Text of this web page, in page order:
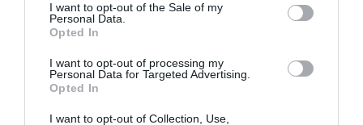
I want to opt-out of the Sale of my
Personal Data.
Opted In
I want to opt-out of processing my
Personal Data for Targeted Advertising.
Opted In
I want to opt-out of Collection, Use,